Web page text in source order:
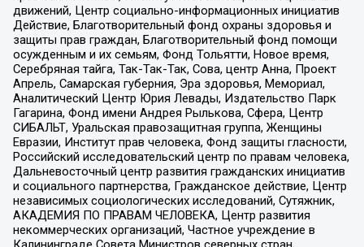
движений, Центр социально-информационных инициатив
Действие, Благотворительный фонд охраны здоровья и
защиты прав граждан, Благотворительный фонд помощи
осужденным и их семьям, Фонд Тольятти, Новое время,
Серебряная тайга, Так-Так-Так, Сова, центр Анна, Проект
Апрель, Самарская губерния, Эра здоровья, Мемориал,
Аналитический Центр Юрия Левады, Издательство Парк
Гагарина, Фонд имени Андрея Рылькова, Сфера, Центр
СИБАЛЬТ, Уральская правозащитная группа, Женщины
Евразии, Институт прав человека, Фонд защиты гласности,
Российский исследовательский центр по правам человека,
Дальневосточный центр развития гражданских инициатив
и социального партнерства, Гражданское действие, Центр
независимых социологических исследований, Сутяжник,
АКАДЕМИЯ ПО ПРАВАМ ЧЕЛОВЕКА, Центр развития
некоммерческих организаций, Частное учреждение в